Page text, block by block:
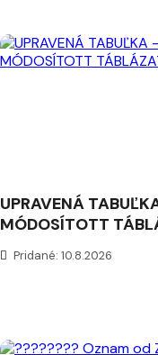
UPRAVENÁ
MÓDOSÍTOTT
Pridané: 10.8.2026